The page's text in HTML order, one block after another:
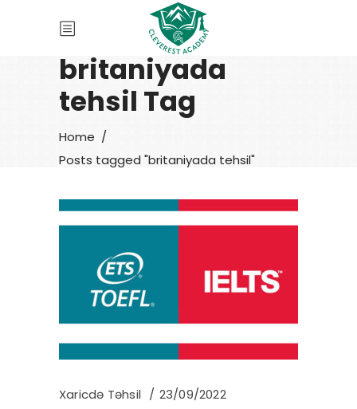
britaniyada
tehsil Tag
Home /
Posts tagged "britaniyada tehsil"
Xaricdə Təhsil 23/09/2022